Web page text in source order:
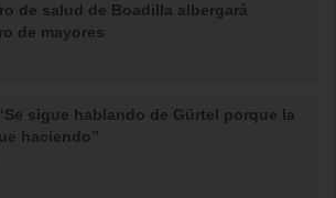
de salud de Boadilla albergará
de mayores
sigue hablando de Gürtel porque la
haciendo”